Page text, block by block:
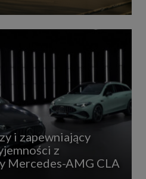
i zapewniający
z
Mercedes-AMG CLA